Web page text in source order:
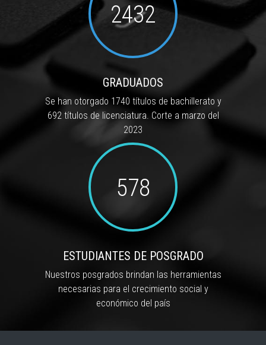
2432
GRADUADOS
Se han otorgado 1740 títulos de bachillerato y
692 títulos de licenciatura. Corte a marzo del
2023
578
ESTUDIANTES DE POSGRADO
Nuestros posgrados brindan las herramientas
necesarias para el crecimiento social y
económico del país